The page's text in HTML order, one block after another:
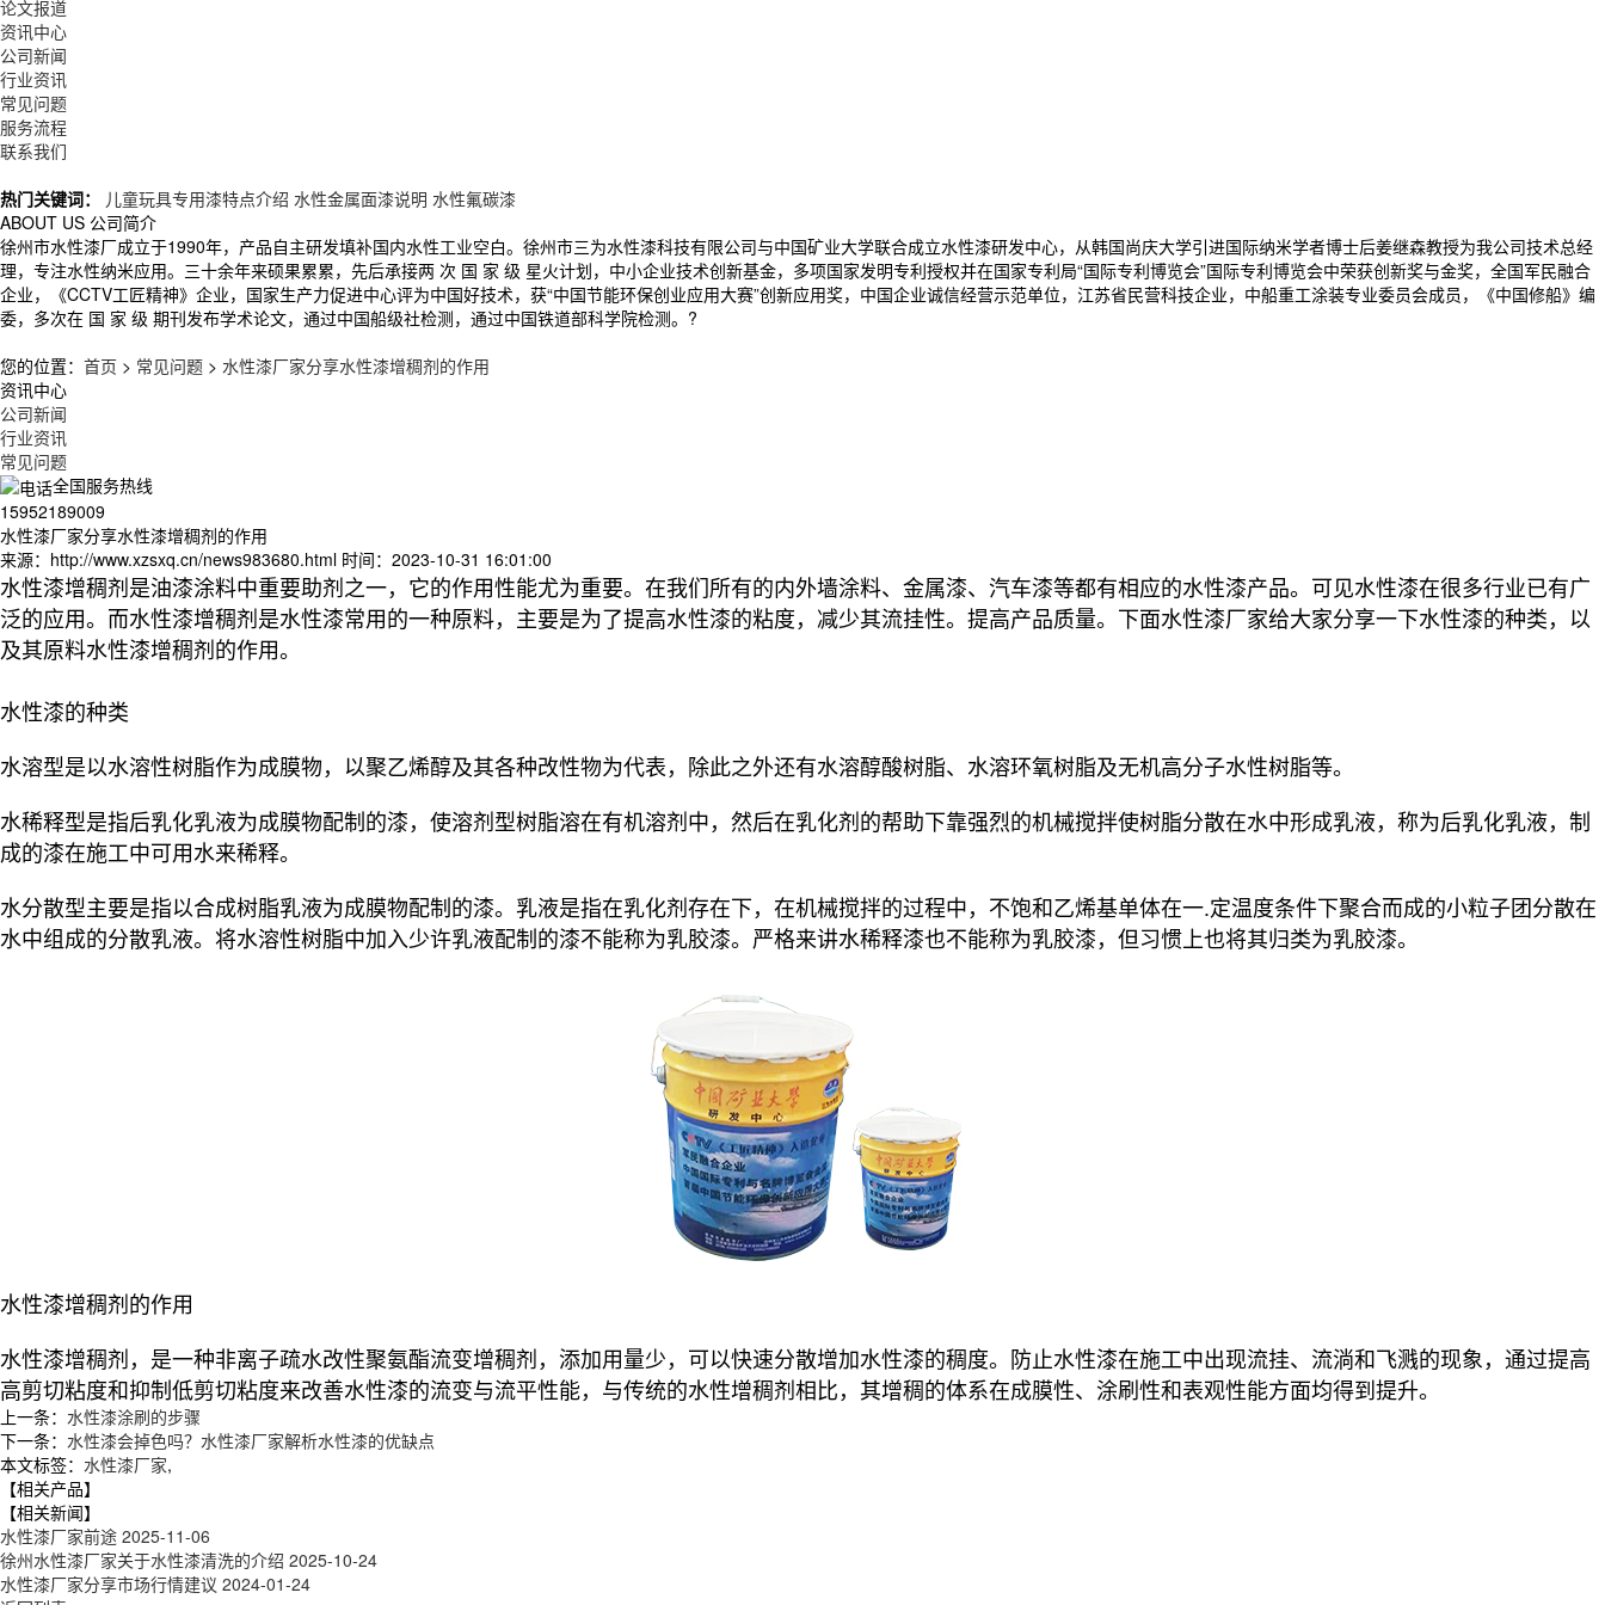
论文报道
资讯中心
公司新闻
行业资讯
常见问题
服务流程
联系我们
热门关键词：
儿童玩具专用漆特点介绍 水性金属面漆说明 水性氟碳漆
ABOUT US 公司简介
徐州市水性漆厂成立于1990年，产品自主研发填补国内水性工业空白。徐州市三为水性漆科技有限公司与中国矿业大学联合成立水性漆研发中心，从韩国尚庆大学引进国际纳米学者博士后姜继森教授为我公司技术总经
理，专注水性纳米应用。三十余年来硕果累累，先后承接两 次 国 家 级 星火计划，中小企业技术创新基金，多项国家发明专利授权并在国家专利局“国际专利博览会”国际专利博览会中荣获创新奖与金奖，全国军民融合
企业，《CCTV工匠精神》企业，国家生产力促进中心评为中国好技术，获“中国节能环保创业应用大赛”创新应用奖，中国企业诚信经营示范单位，江苏省民营科技企业，中船重工涂装专业委员会成员，《中国修船》编
委，多次在 国 家 级 期刊发布学术论文，通过中国船级社检测，通过中国铁道部科学院检测。?
您的位置： 首页 > 常见问题 > 水性漆厂家分享水性漆增稠剂的作用
资讯中心
公司新闻
行业资讯
常见问题
全国服务热线
15952189009
水性漆厂家分享水性漆增稠剂的作用
来源：http://www.xzsxq.cn/news983680.html 时间：2023-10-31 16:01:00
水性漆增稠剂是油漆涂料中重要助剂之一，它的作用性能尤为重要。在我们所有的内外墙涂料、金属漆、汽车漆等都有相应的水性漆产品。可见水性漆在很多行业已有广
泛的应用。而水性漆增稠剂是水性漆常用的一种原料，主要是为了提高水性漆的粘度，减少其流挂性。提高产品质量。下面水性漆厂家给大家分享一下水性漆的种类，以
及其原料水性漆增稠剂的作用。
水性漆的种类
水溶型是以水溶性树脂作为成膜物，以聚乙烯醇及其各种改性物为代表，除此之外还有水溶醇酸树脂、水溶环氧树脂及无机高分子水性树脂等。
水稀释型是指后乳化乳液为成膜物配制的漆，使溶剂型树脂溶在有机溶剂中，然后在乳化剂的帮助下靠强烈的机械搅拌使树脂分散在水中形成乳液，称为后乳化乳液，制
成的漆在施工中可用水来稀释。
水分散型主要是指以合成树脂乳液为成膜物配制的漆。乳液是指在乳化剂存在下，在机械搅拌的过程中，不饱和乙烯基单体在一.定温度条件下聚合而成的小粒子团分散在
水中组成的分散乳液。将水溶性树脂中加入少许乳液配制的漆不能称为乳胶漆。严格来讲水稀释漆也不能称为乳胶漆，但习惯上也将其归类为乳胶漆。
水性漆增稠剂的作用
水性漆增稠剂，是一种非离子疏水改性聚氨酯流变增稠剂，添加用量少，可以快速分散增加水性漆的稠度。防止水性漆在施工中出现流挂、流淌和飞溅的现象，通过提高
高剪切粘度和抑制低剪切粘度来改善水性漆的流变与流平性能，与传统的水性增稠剂相比，其增稠的体系在成膜性、涂刷性和表观性能方面均得到提升。
上一条： 水性漆涂刷的步骤
下一条： 水性漆会掉色吗？水性漆厂家解析水性漆的优缺点
本文标签： 水性漆厂家,
【相关产品】
【相关新闻】
水性漆厂家前途 2025-11-06
徐州水性漆厂家关于水性漆清洗的介绍 2025-10-24
水性漆厂家分享市场行情建议 2024-01-24